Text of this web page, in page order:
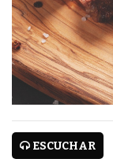
NOTICIAS
NUEVOS
EVENTOS Y
MARKETPLACE
DIRECTORIO
ESCUCHAR